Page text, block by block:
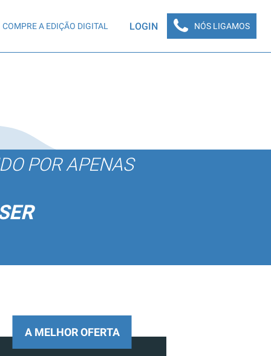
COMPRE A EDIÇÃO DIGITAL LOGIN NÓS LIGAMOS
POR APENAS
A MELHOR OFERTA